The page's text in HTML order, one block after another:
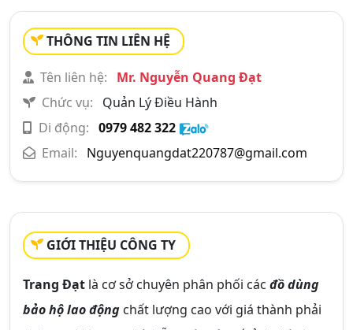
THÔNG TIN LIÊN HỆ
Tên liên hệ:
Mr. Nguyễn Quang Đạt
Chức vụ:
Quản Lý Điều Hành
Di động: 0979 482 322
Email:
Nguyenquangdat220787@gmail.com
GIỚI THIỆU CÔNG TY
Trang Đạt là cơ sở chuyên phân phối các đồ dùng
bảo hộ lao động chất lượng cao với giá thành phải